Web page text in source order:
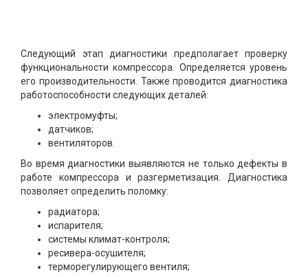
Следующий этап диагностики предполагает проверку
функциональности компрессора. Определяется уровень
его производительности. Также проводится диагностика
работоспособности следующих деталей:
электромуфты;
датчиков;
вентиляторов.
Во время диагностики выявляются не только дефекты в
работе компрессора и разгерметизация. Диагностика
позволяет определить поломку:
радиатора;
испарителя;
системы климат-контроля;
ресивера-осушителя;
терморегулирующего вентиля;